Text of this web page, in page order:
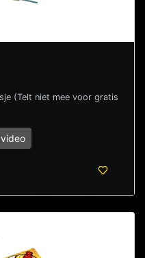
(Telt niet mee voor gratis